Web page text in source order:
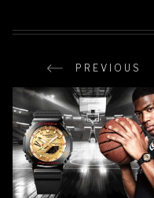
PREVIOUS